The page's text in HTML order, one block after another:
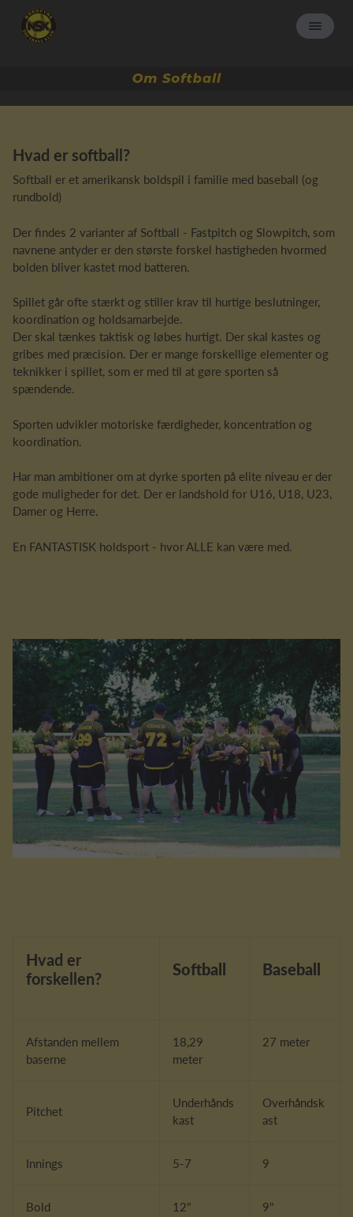
Hvad er softball?
Softball er et amerikansk boldspil i familie med baseball (og
rundbold)
Der findes 2 varianter af Softball - Fastpitch og Slowpitch, som
navnene antyder er den største forskel hastigheden hvormed
bolden bliver kastet mod batteren.
Spillet går ofte stærkt og stiller krav til hurtige beslutninger,
koordination og holdsamarbejde.
Der skal tænkes taktisk og løbes hurtigt. Der skal kastes og
gribes med præcision. Der er mange forskellige elementer og
teknikker i spillet, som er med til at gøre sporten så
spændende.
Sporten udvikler motoriske færdigheder, koncentration og
koordination.
Har man ambitioner om at dyrke sporten på elite niveau er der
gode muligheder for det. Der er landshold for U16, U18, U23,
Damer og Herre.
En FANTASTISK holdsport - hvor ALLE kan være med.
Hvad er
forskellen?
Softball Baseball
Afstanden mellem
baserne
18,29
meter
27 meter
Pitchet
Underhånds
kast
Overhåndsk
ast
Innings 5-7 9
Bold 12" 9"